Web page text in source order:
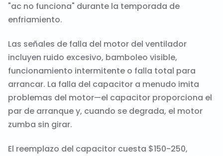
"ac no funciona" durante la temporada de
enfriamiento.
Las señales de falla del motor del ventilador
incluyen ruido excesivo, bamboleo visible,
funcionamiento intermitente o falla total para
arrancar. La falla del capacitor a menudo imita
problemas del motor—el capacitor proporciona el
par de arranque y, cuando se degrada, el motor
zumba sin girar.
El reemplazo del capacitor cuesta $150-250,